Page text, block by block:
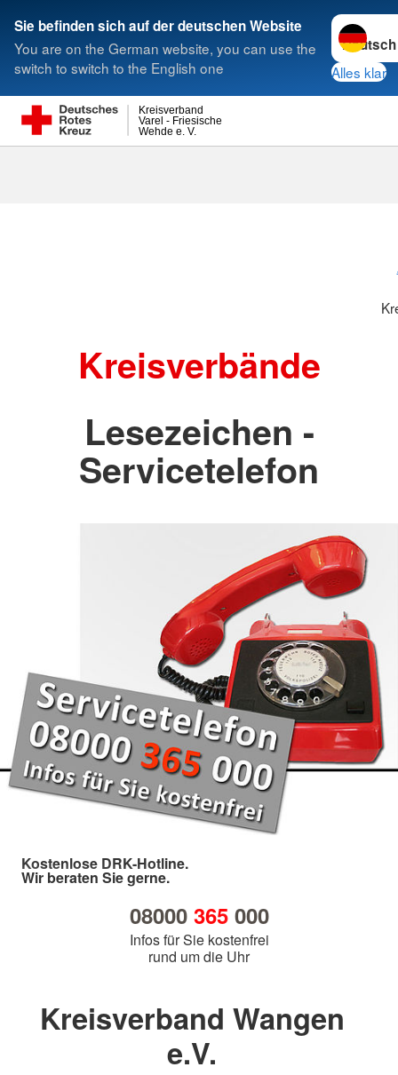
Sie befinden sich auf der deutschen Website
You are on the German website, you can use the
switch to switch to the English one
Sprache
Alles klar
Wehde e. V.
Varel - Friesische
Kreisverband
Suche
Kreisverbände
Lesezeichen -
Servicetelefon
Kostenlose DRK-Hotline.
Wir beraten Sie gerne.
08000 365000
Infos für Sie kostenfrei
rund um die Uhr
Kreisverband Wangen
e.V.